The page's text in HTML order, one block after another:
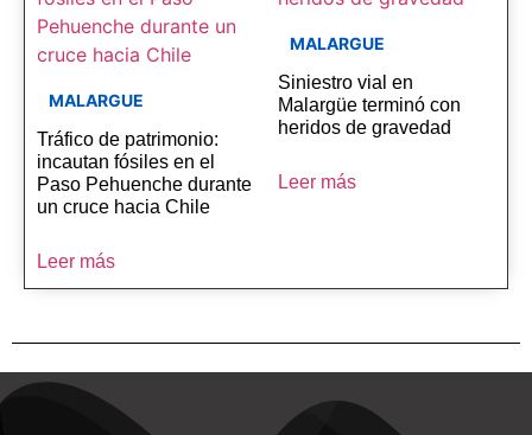
MALARGUE
Tráfico de patrimonio:
incautan fósiles en el
Paso Pehuenche durante
un cruce hacia Chile
Leer más
MALARGUE
Siniestro vial en
Malargüe terminó con
heridos de gravedad
Leer más